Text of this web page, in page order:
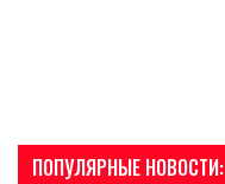
ПОПУЛЯРНЫЕ НОВОСТИ: